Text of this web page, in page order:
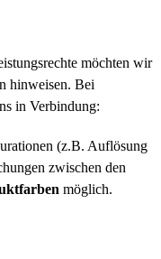
möchten wir
hinweisen. Bei
in Verbindung:
(z.B. Auflösung
zwischen den
möglich.